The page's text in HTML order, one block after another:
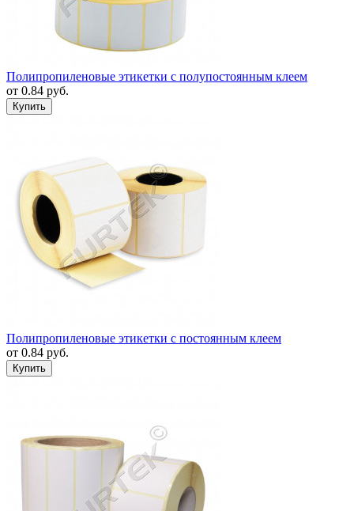
Полипропиленовые этикетки с полупостоянным клеем
от 0.84 руб.
Полипропиленовые этикетки с постоянным клеем
от 0.84 руб.